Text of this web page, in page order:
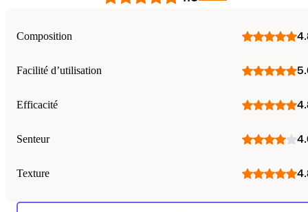
Composition
Facilité d’utilisation
Efficacité
Senteur
Texture